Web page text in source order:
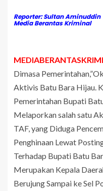
Reporter: Sultan Aminuddin
Media Berantas Kriminal
Dimasa
Aktivis Batu Bara Hijau.
Pemerintahan Bupati
Melaporkan salah satu
TAF, yang Diduga
Penghinaan Lewat
Terhadap Bupati Batu
Merupakan Kepala
Berujung Sampai ke Sel